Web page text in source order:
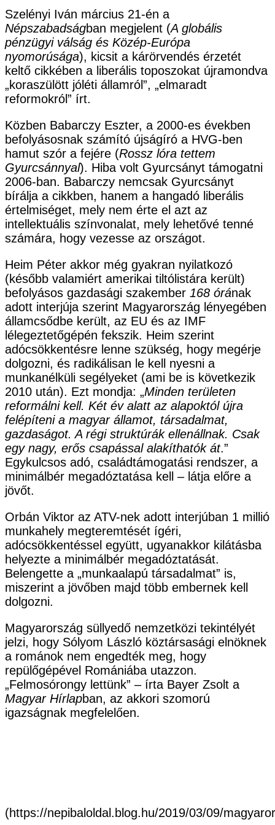
Szelényi Iván március 21-én a
Népszabadságban megjelent (A globális
pénzügyi válság és Közép-Európa
nyomorúsága), kicsit a kárörvendés érzetét
keltő cikkében a liberális toposzokat újramondva
„koraszülött jóléti államról”, „elmaradt
reformokról” írt.
Közben Babarczy Eszter, a 2000-es években
befolyásosnak számító újságíró a HVG-ben
hamut szór a fejére (Rossz lóra tettem
Gyurcsánnyal). Hiba volt Gyurcsányt támogatni
2006-ban. Babarczy nemcsak Gyurcsányt
bírálja a cikkben, hanem a hangadó liberális
értelmiséget, mely nem érte el azt az
intellektuális színvonalat, mely lehetővé tenné
számára, hogy vezesse az országot.
Heim Péter akkor még gyakran nyilatkozó
(később valamiért amerikai tiltólistára került)
befolyásos gazdasági szakember 168 órának
adott interjúja szerint Magyarország lényegében
államcsődbe került, az EU és az IMF
lélegeztetőgépén fekszik. Heim szerint
adócsökkentésre lenne szükség, hogy megérje
dolgozni, és radikálisan le kell nyesni a
munkanélküli segélyeket (ami be is következik
2010 után). Ezt mondja: „Minden területen
reformálni kell. Két év alatt az alapoktól újra
felépíteni a magyar államot, társadalmat,
gazdaságot. A régi struktúrák ellenállnak. Csak
egy nagy, erős csapással alakíthatók át.”
Egykulcsos adó, családtámogatási rendszer, a
minimálbér megadóztatása kell – látja előre a
jövőt.
Orbán Viktor az ATV-nek adott interjúban 1 millió
munkahely megteremtését ígéri,
adócsökkentéssel együtt, ugyanakkor kilátásba
helyezte a minimálbér megadóztatását.
Belengette a „munkaalapú társadalmat” is,
miszerint a jövőben majd több embernek kell
dolgozni.
Magyarország süllyedő nemzetközi tekintélyét
jelzi, hogy Sólyom László köztársasági elnöknek
a románok nem engedték meg, hogy
repülőgépével Romániába utazzon.
„Felmosórongy lettünk” – írta Bayer Zsolt a
Magyar Hírlapban, az akkori szomorú
igazságnak megfelelően.
(https://nepibaloldal.blog.hu/2019/03/09/